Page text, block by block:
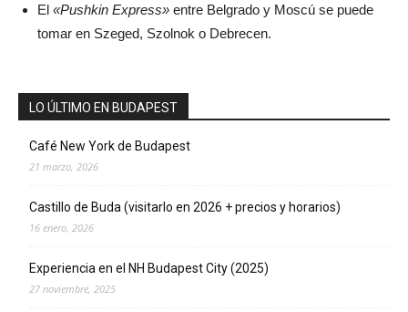
El «Pushkin Express» entre Belgrado y Moscú se puede
tomar en Szeged, Szolnok o Debrecen.
LO ÚLTIMO EN BUDAPEST
Café New York de Budapest
21 marzo, 2026
Castillo de Buda (visitarlo en 2026 + precios y horarios)
16 enero, 2026
Experiencia en el NH Budapest City (2025)
27 noviembre, 2025